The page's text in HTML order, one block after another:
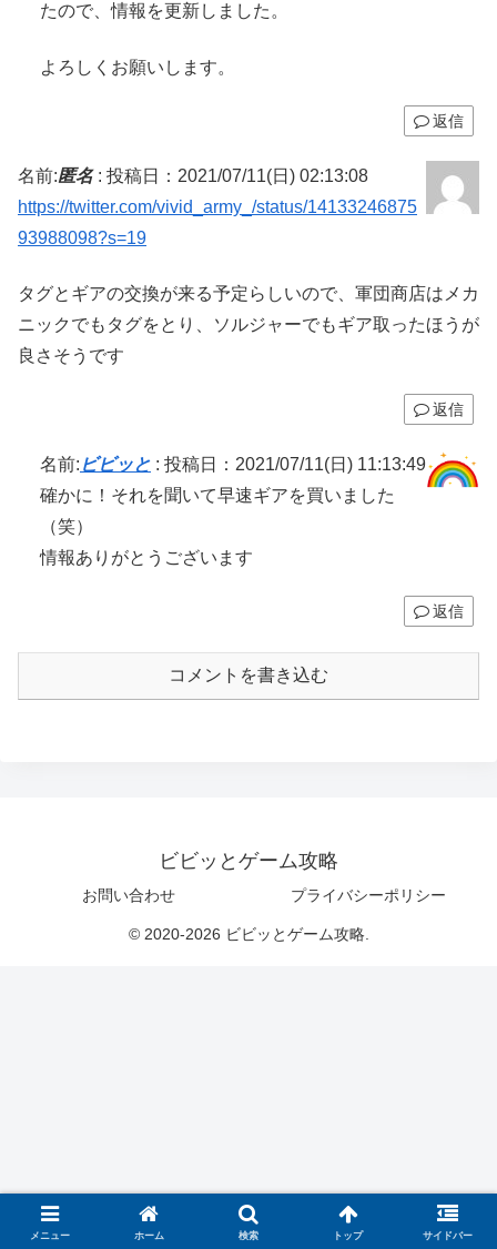
たので、情報を更新しました。
よろしくお願いします。
返信
名前:匿名: 投稿日：2021/07/11(日) 02:13:08
https://twitter.com/vivid_army_/status/14133246875
93988098?s=19
タグとギアの交換が来る予定らしいので、軍団商店はメカ
ニックでもタグをとり、ソルジャーでもギア取ったほうが
良さそうです
返信
名前: ビビッと : 投稿日：2021/07/11(日) 11:13:49
確かに！それを聞いて早速ギアを買いました
（笑）
情報ありがとうございます
返信
コメントを書き込む
ビビッとゲーム攻略
お問い合わせ プライバシーポリシー
© 2020-2026 ビビッとゲーム攻略.
メニュー ホーム 検索 トップ サイドバー